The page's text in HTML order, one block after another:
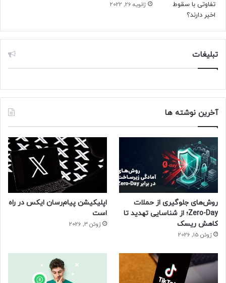
ژانویه 26, 2022
تبلیغات
آخرین نوشته ها
روش‌های جلوگیری از حملات
Zero-Day؛ از شناسایی تهدید تا
کاهش ریسک
ژوئن 15, 2026
اپلیکیشن پیام‌رسان ایکس در راه
است
ژوئن 3, 2026